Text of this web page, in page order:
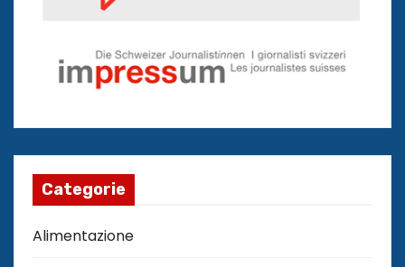
Categorie
Alimentazione